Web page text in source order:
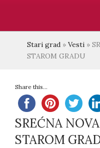
Stari grad » Vesti »
STAROM GRADU
Share this...
SREĆNA
STAROM